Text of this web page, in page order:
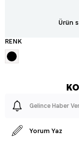
Ürün
RENK
Gelince Haber
Yorum Yaz